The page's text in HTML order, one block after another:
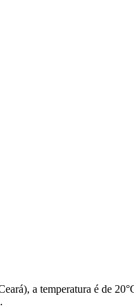
a temperatura é de